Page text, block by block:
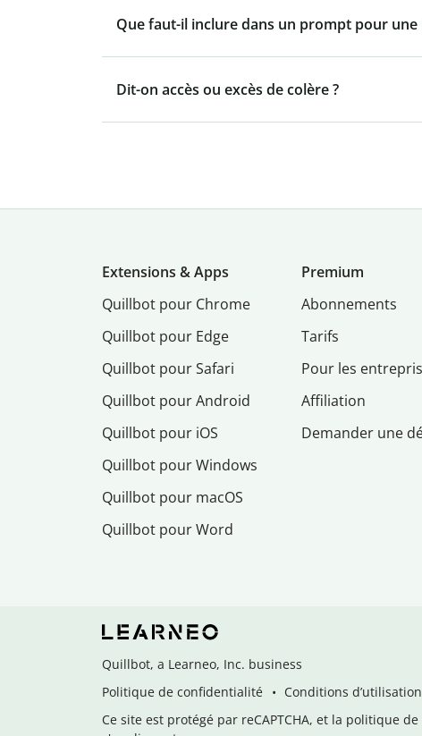
Que faut-il inclure dans un prompt pour
Dit-on accès ou excès de colère ?
Extensions & Apps
Quillbot pour Chrome
Quillbot pour Edge
Quillbot pour Safari
Quillbot pour Android
Quillbot pour iOS
Quillbot pour Windows
Quillbot pour macOS
Quillbot pour Word
Premium
Abonnements
Tarifs
Pour les
Affiliation
Demander une
Quillbot, a Learneo, Inc. business
Politique de confidentialité
Conditions d’utilisation
Ce site est protégé par reCAPTCHA, et la politique